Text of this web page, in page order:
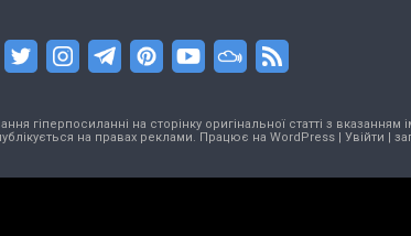
гіперпосиланні на сторінку оригінальної статті з вказанням
на правах реклами. Працює на WordPress| Увійти |